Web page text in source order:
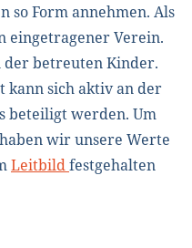
so Form annehmen. Als
Verein.
betreuten Kinder.
kann sich aktiv an der
beteiligt werden. Um
wir unsere Werte
Leitbildfestgehalten